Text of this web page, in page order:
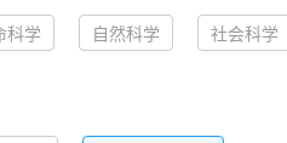
科学 自然科学 社会科学